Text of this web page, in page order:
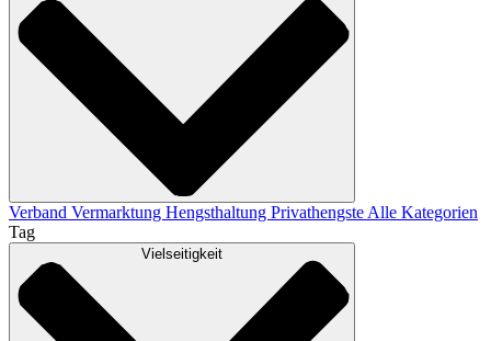
Verband Vermarktung Hengsthaltung PrivathengsteAlle Kategorien
Tag
Vielseitigkeit